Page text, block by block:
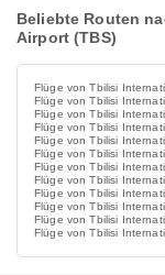
Beliebte Routen
Airport (TBS)
Flüge von Tbilisi
Flüge von Tbilisi
Flüge von Tbilisi
Flüge von Tbilisi
Flüge von Tbilisi
Flüge von Tbilisi
Flüge von Tbilisi
Flüge von Tbilisi
Flüge von Tbilisi
Flüge von Tbilisi
Flüge von Tbilisi
Flüge von Tbilisi